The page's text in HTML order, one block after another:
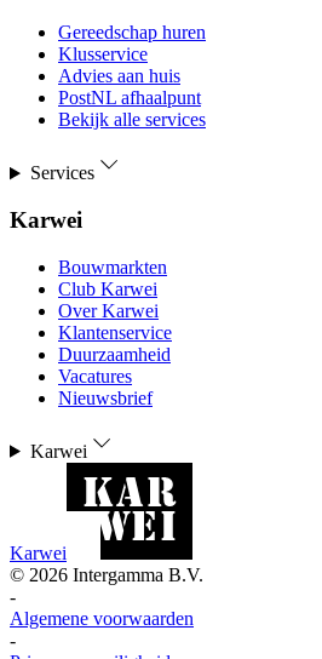
Gereedschap huren
Klusservice
Advies aan huis
PostNL afhaalpunt
Bekijk alle services
Services
Karwei
Bouwmarkten
Club Karwei
Over Karwei
Klantenservice
Duurzaamheid
Vacatures
Nieuwsbrief
Karwei
Karwei
© 2026 Intergamma B.V.
-
Algemene voorwaarden
-